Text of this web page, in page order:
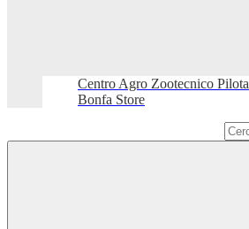
Centro Agro Zootecnico Pilota
Bonfa Store